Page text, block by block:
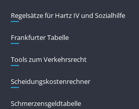
Regelsätze für Hartz IV und Sozialhilfe
Frankfurter Tabelle
Tools zum Verkehrsrecht
Scheidungskostenrechner
Schmerzensgeldtabelle